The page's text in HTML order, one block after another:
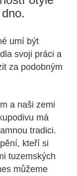
umí být
svoji práci a
za podobným
a naši zemi
má
tradici.
kteří si
tuzemských
můžeme